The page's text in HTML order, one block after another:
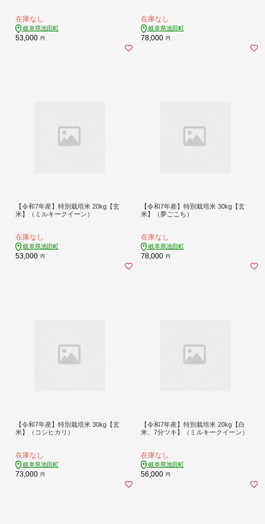
在庫なし
岐阜県池田町
53,000 円
在庫なし
岐阜県池田町
78,000 円
【令和7年産】特別栽培米 20kg【玄
米】（ミルキークイーン）
在庫なし
岐阜県池田町
53,000 円
【令和7年産】特別栽培米 30kg【玄
米】（夢ごこち）
在庫なし
岐阜県池田町
78,000 円
【令和7年産】特別栽培米 30kg【玄
米】（コシヒカリ）
在庫なし
岐阜県池田町
73,000 円
【令和7年産】特別栽培米 20kg【白
米、7分ツキ】（ミルキークイーン）
在庫なし
岐阜県池田町
56,000 円